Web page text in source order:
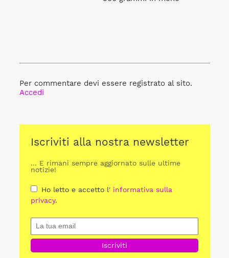
Per commentare devi essere registrato al sito.
Accedi
Iscriviti alla nostra newsletter
... E rimani sempre aggiornato sulle ultime
notizie!
Ho letto e accetto l' informativa sulla
privacy.